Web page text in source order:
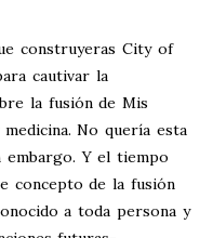
construyeras City of
cautivar la
la fusión de Mis
No quería esta
embargo. Y el tiempo
concepto de la fusión
a toda persona y